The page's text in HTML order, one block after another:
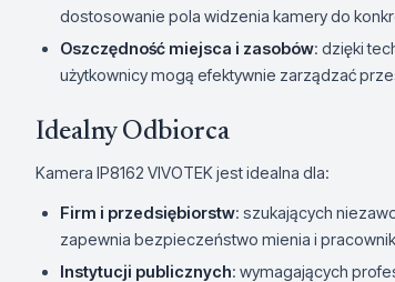
dostosowanie pola widzenia kamery do
Oszczędność miejsca i zasobów: dzięki
użytkownicy mogą efektywnie zarządzać
Idealny Odbiorca
Kamera IP8162 VIVOTEK jest idealna dla:
Firm i przedsiębiorstw: szukających
zapewnia bezpieczeństwo mienia i
Instytucji publicznych: wymagających